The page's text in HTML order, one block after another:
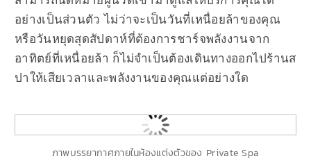
อย่างเป็นส่วนตัว ไม่ว่าจะเป็นวันที่เหนื่อยล้าของคุณ
หรือวันหยุดสุดสัปดาห์ที่ต้องการชาร์จพลังงานจาก
อาทิตย์ที่เหนื่อยล้า ก็ไม่จำเป็นต้องเดินทางออกไปร้านส
ปาให้เสียเวลาและพลังงานของคุณแต่อย่างใด
ภาพบรรยากาศภายในห้องแต่งตัวของ Private Spa